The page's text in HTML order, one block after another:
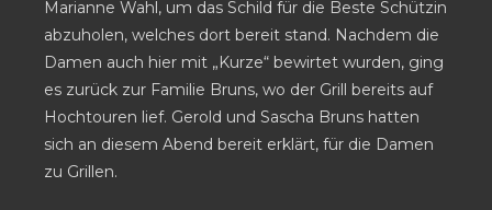
Marianne Wahl, um das Schild für die Beste Schützin
abzuholen, welches dort bereit stand. Nachdem die
Damen auch hier mit „Kurze“ bewirtet wurden, ging
es zurück zur Familie Bruns, wo der Grill bereits auf
Hochtouren lief. Gerold und Sascha Bruns hatten
sich an diesem Abend bereit erklärt, für die Damen
zu Grillen.